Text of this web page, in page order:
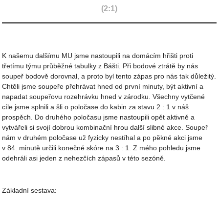
(2:1)
K našemu dalšímu MU jsme nastoupili na domácím hřišti proti
třetímu týmu průběžné tabulky z Bášti. Při bodové ztrátě by nás
soupeř bodově dorovnal, a proto byl tento zápas pro nás tak důležitý.
Chtěli jsme soupeře přehrávat hned od první minuty, být aktivní a
napadat soupeřovu rozehrávku hned v zárodku. Všechny vytčené
cíle jsme splnili a šli o poločase do kabin za stavu 2 : 1 v náš
prospěch. Do druhého poločasu jsme nastoupili opět aktivně a
vytvářeli si svojí dobrou kombinační hrou další slibné akce. Soupeř
nám v druhém poločase už fyzicky nestíhal a po pěkné akci jsme
v 84. minutě určili konečné skóre na 3 : 1. Z mého pohledu jsme
odehráli asi jeden z nehezčích zápasů v této sezóně.
Základní sestava: